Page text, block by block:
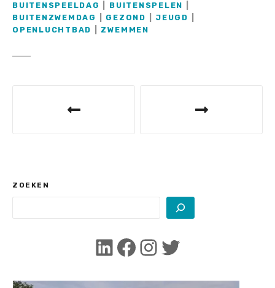
BUITENSPEELDAG
BUITENSPELEN
BUITENZWEMDAG
GEZOND JEUGD
OPENLUCHTBAD
ZWEMMEN
c
ZOEKEN
LinkedIn Facebook Instagram Twitter